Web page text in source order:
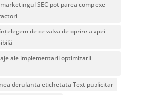
marketingul SEO pot parea complexe
de ce valva de oprire a apei
ale implementarii optimizarii
derulanta etichetata Text publicitar